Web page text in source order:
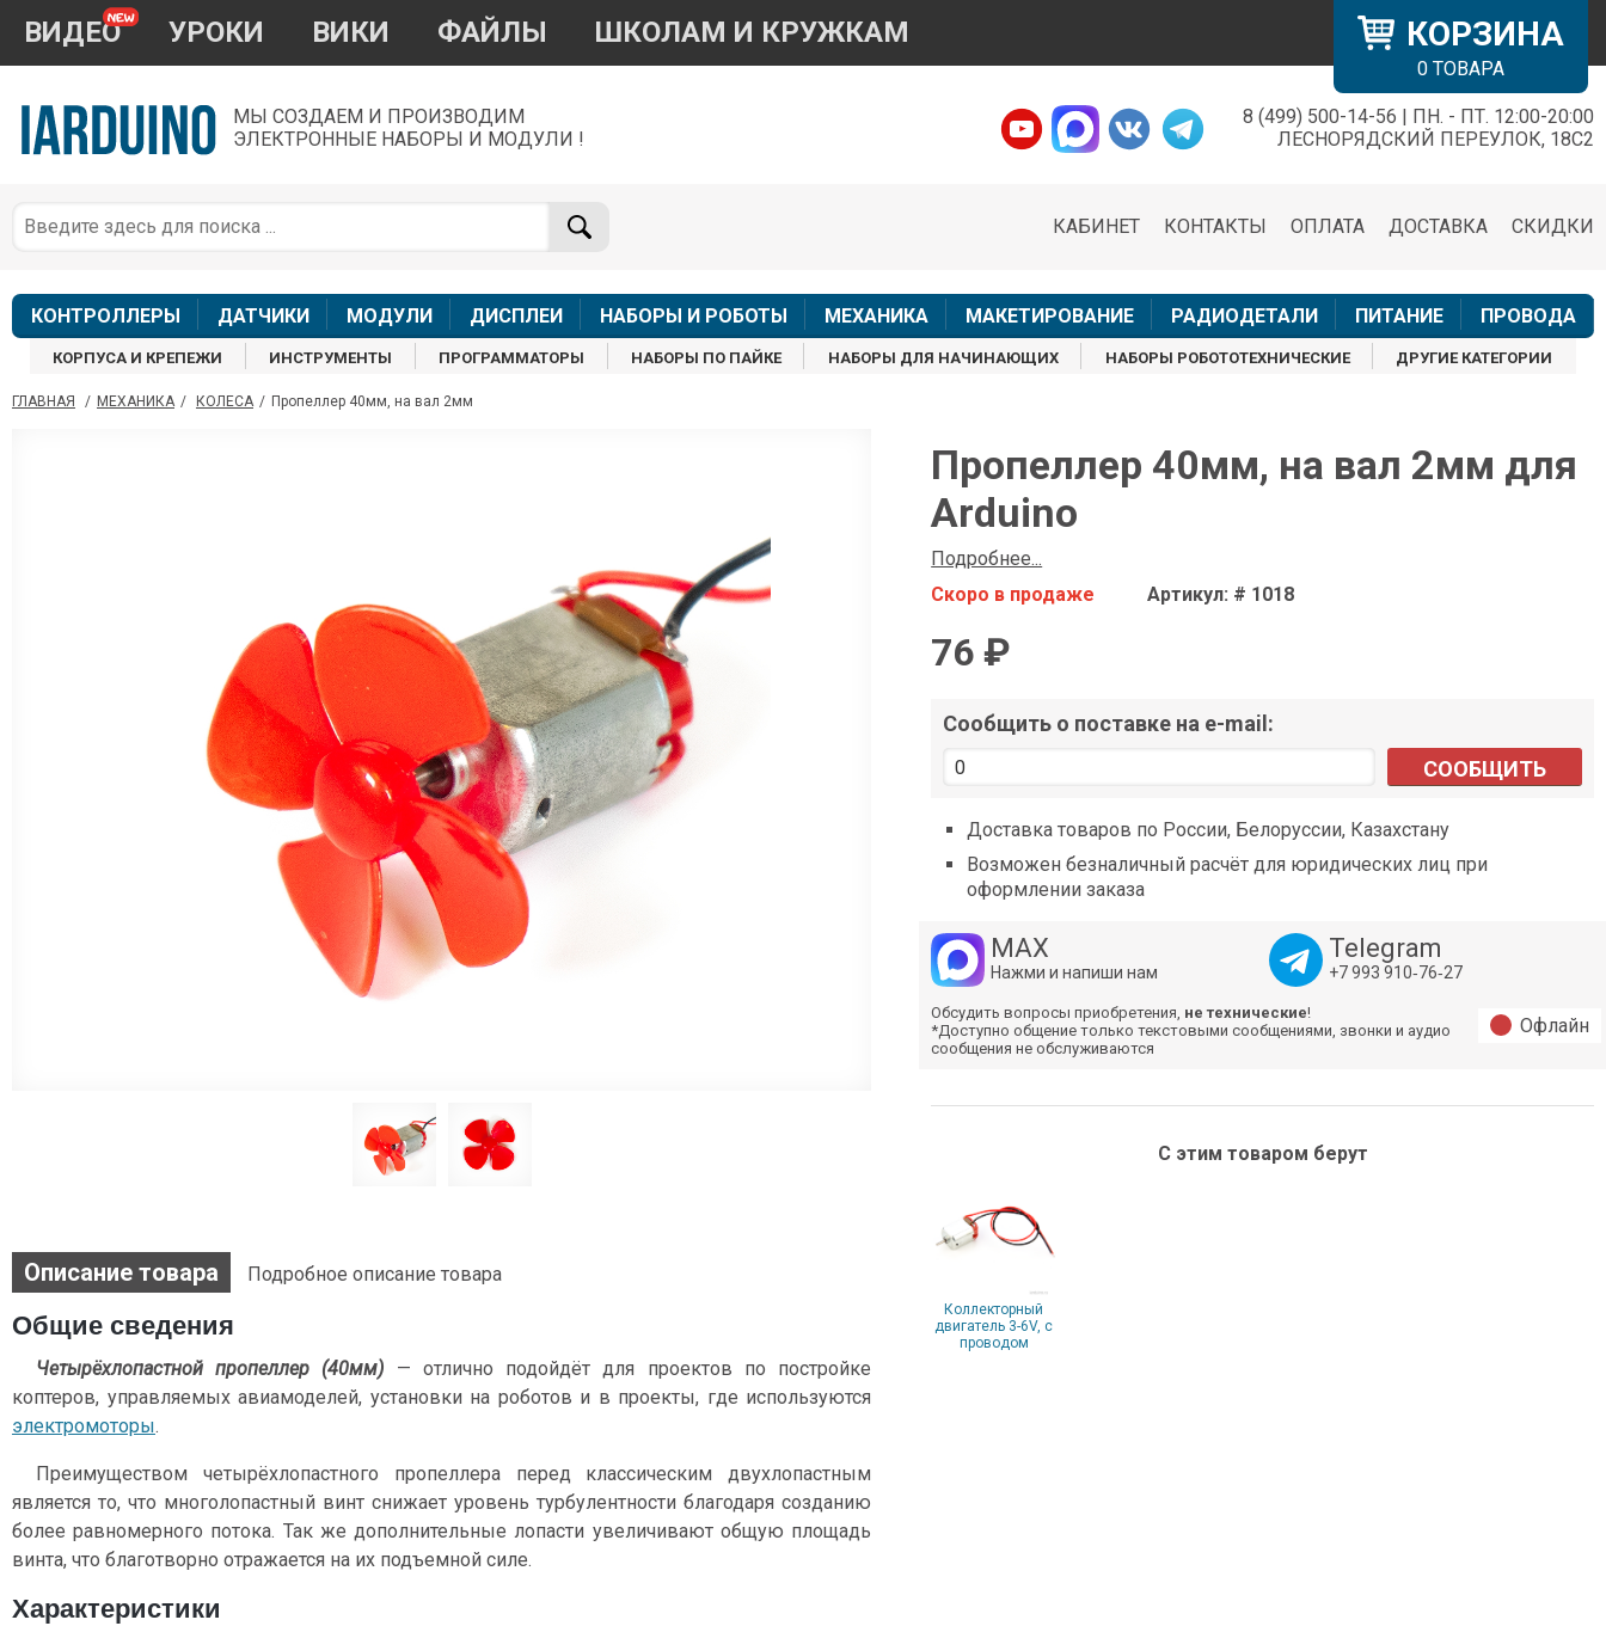
КОРЗИНА
0 ТОВАРА
ВИДЕО УРОКИ ВИКИ ФАЙЛЫ ШКОЛАМ И КРУЖКАМ
МЫ СОЗДАЕМ И ПРОИЗВОДИМ
ЭЛЕКТРОННЫЕ НАБОРЫ И МОДУЛИ !
8 (499) 500-14-56 | ПН. - ПТ. 12:00-20:00
ЛЕСНОРЯДСКИЙ ПЕРЕУЛОК, 18С2
СКИДКИ
ДОСТАВКА
ОПЛАТА
КОНТАКТЫ
КАБИНЕТ
КОНТРОЛЛЕРЫ ДАТЧИКИ МОДУЛИ ДИСПЛЕИ НАБОРЫ И РОБОТЫ МЕХАНИКА МАКЕТИРОВАНИЕ РАДИОДЕТАЛИ ПИТАНИЕ ПРОВОДА
КОРПУСА И КРЕПЕЖИ ИНСТРУМЕНТЫ ПРОГРАММАТОРЫ НАБОРЫ ПО ПАЙКЕ НАБОРЫ ДЛЯ НАЧИНАЮЩИХ НАБОРЫ РОБОТОТЕХНИЧЕСКИЕ ДРУГИЕ КАТЕГОРИИ
ГЛАВНАЯ / МЕХАНИКА / КОЛЕСА / Пропеллер 40мм, на вал 2мм
Пропеллер 40мм, на вал 2мм для
Arduino
Подробнее...
Скоро в продаже
Артикул: # 1018
76 ₽
Сообщить о поставке на e-mail:
СООБЩИТЬ
Доставка товаров по России, Белоруссии, Казахстану
Возможен безналичный расчёт для юридических лиц при
оформлении заказа
MAX
Нажми и напиши нам
Telegram
+7 993 910‑76‑27
Обсудить вопросы приобретения, не технические!
*Доступно общение только текстовыми сообщениями, звонки и аудио
сообщения не обслуживаются
Офлайн
С этим товаром берут
Коллекторный
двигатель 3-6V, с
проводом
Описание товара Подробное описание товара
Общие сведения
Четырёхлопастной пропеллер (40мм) — отлично подойдёт для проектов по постройке
коптеров, управляемых авиамоделей, установки на роботов и в проекты, где используются
электромоторы.
Преимуществом четырёхлопастного пропеллера перед классическим двухлопастным
является то, что многолопастный винт снижает уровень турбулентности благодаря созданию
более равномерного потока. Так же дополнительные лопасти увеличивают общую площадь
винта, что благотворно отражается на их подъемной силе.
Характеристики
×
По вопросам приобретения товара
+7 968 454 17 38
звонки и аудио сообщения не обслуживаются
Менеджер
shop@iarduino.ru
Менеджер
8 (499) 500-14-56